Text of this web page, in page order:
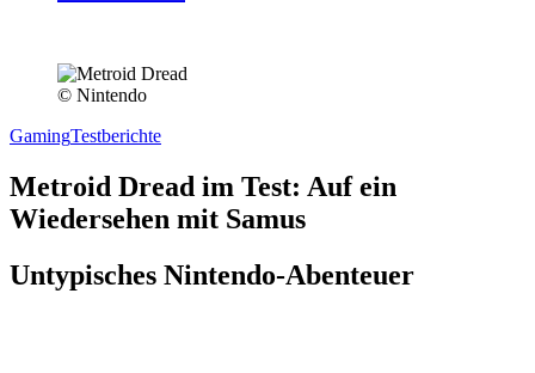
© Nintendo
GamingTestberichte
Metroid Dread im Test: Auf ein
Wiedersehen mit Samus
Untypisches Nintendo-Abenteuer